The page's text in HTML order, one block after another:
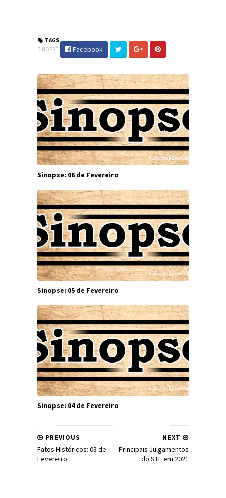
TAGS
SINOPSE
Facebook
Sinopse: 06 de Fevereiro
Sinopse: 05 de Fevereiro
Sinopse: 04 de Fevereiro
NEXT
Principais Julgamentos
do STF em 2021
PREVIOUS
Fatos Históricos: 03 de
Fevereiro